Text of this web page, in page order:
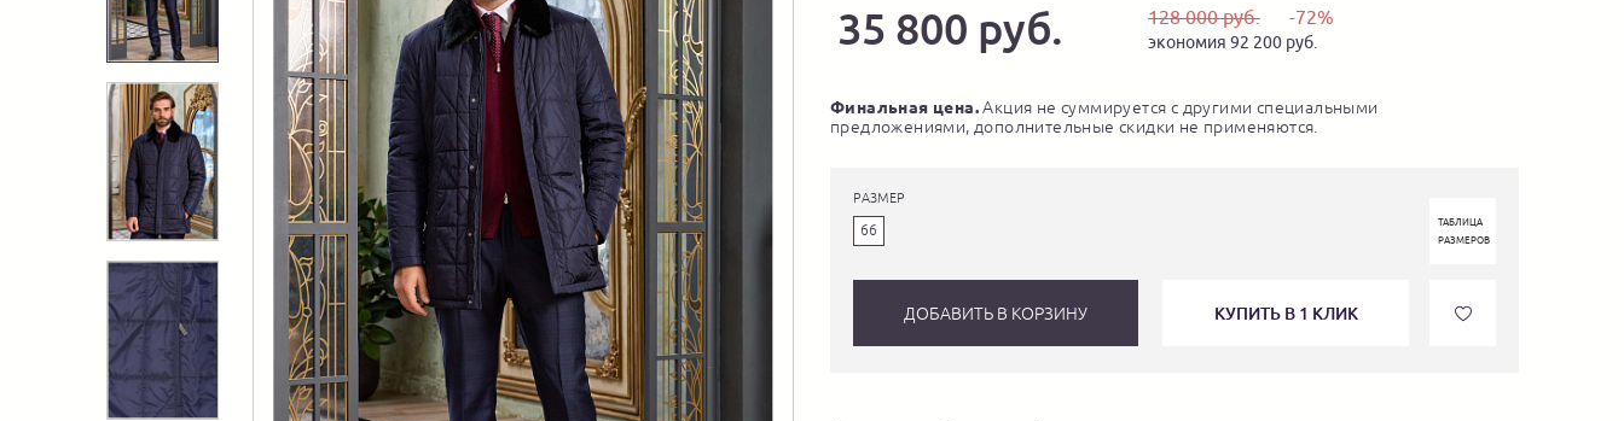
35 800 руб. 128 000 руб. -72%
экономия 92 200 руб.
Финальная цена.Акция не суммируется с другими специальными
предложениями, дополнительные скидки не применяются.
РАЗМЕР
66
ТАБЛИЦА
РАЗМЕРОВ
ДОБАВИТЬ В КОРЗИНУ КУПИТЬ В 1 КЛИК